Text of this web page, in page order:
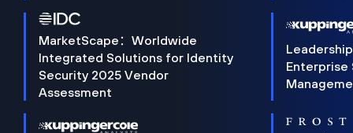
MarketScape：Worldwide
Integrated Solutions for Identity
Security 2025 Vendor
Assessment
Enterprise